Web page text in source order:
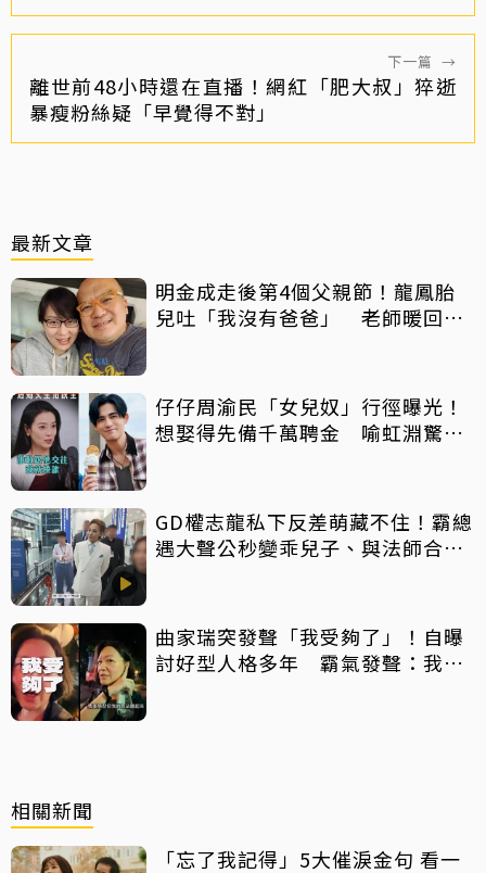
下一篇 →
離世前48小時還在直播！網紅「肥大叔」猝逝
暴瘦粉絲疑「早覺得不對」
最新文章
明金成走後第4個父親節！龍鳳胎
兒吐「我沒有爸爸」 老師暖回一
仔仔周渝民「女兒奴」行徑曝光！
想娶得先備千萬聘金 喻虹淵驚
GD權志龍私下反差萌藏不住！霸總
遇大聲公秒變乖兒子、與法師合照
曲家瑞突發聲「我受夠了」！自曝
討好型人格多年 霸氣發聲：我也
相關新聞
「忘了我記得」5大催淚金句 看一